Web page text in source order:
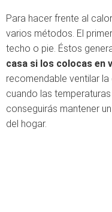
Para hacer frente al
varios métodos. El
techo o pie. Éstos
casa si los colocas en
recomendable ventilar
cuando las
conseguirás mantener
del hogar.